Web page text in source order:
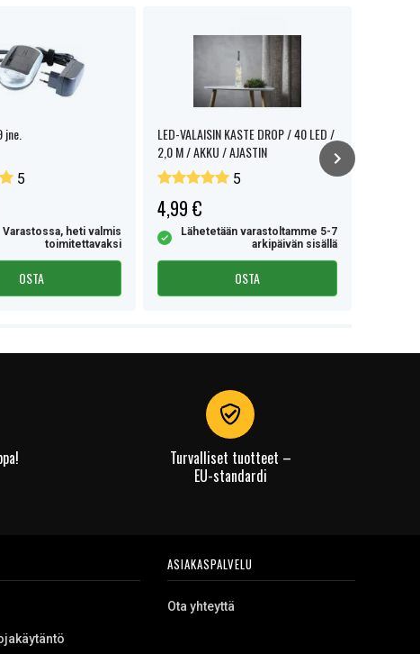
jne.
5
Varastossa, heti valmis
toimitettavaksi
OSTA
LED-VALAISIN KASTE DROP / 40 LED /
2,0 M / AKKU / AJASTIN
5
4,99 €
Lähetetään varastoltamme 5-7
arkipäivän sisällä
OSTA
Turvalliset tuotteet –
EU-standardi
ASIAKASPALVELU
Ota yhteyttä